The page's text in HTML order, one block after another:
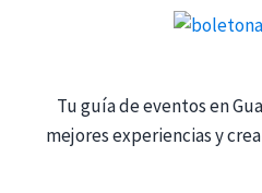
Tu guía de eventos en
mejores experiencias y